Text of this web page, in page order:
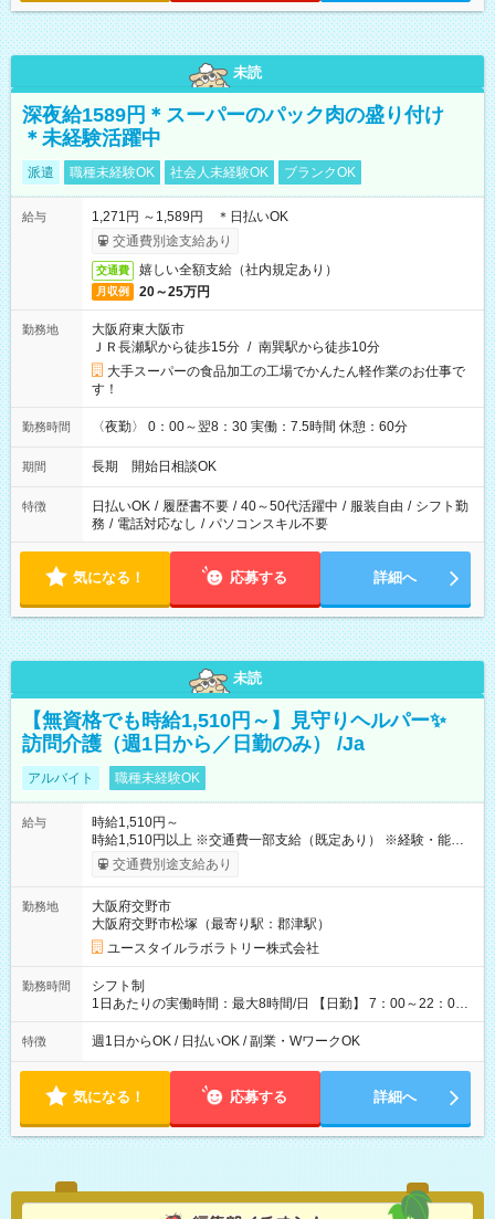
未読
深夜給1589円＊スーパーのパック肉の盛り付け
＊未経験活躍中
派遣 職種未経験OK 社会人未経験OK ブランクOK
給与
1,271円 ～1,589円 ＊日払いOK
交通費別途支給あり
交通費 嬉しい全額支給（社内規定あり）
月収例 20～25万円
勤務地
大阪府東大阪市
ＪＲ長瀬駅から徒歩15分 / 南巽駅から徒歩10分
大手スーパーの食品加工の工場でかんたん軽作業のお仕事で
す！
勤務時間 〈夜勤〉 0：00～翌8：30 実働：7.5時間 休憩：60分
期間 長期 開始日相談OK
特徴 日払いOK / 履歴書不要 / 40～50代活躍中 / 服装自由 / シフト勤
務 / 電話対応なし / パソコンスキル不要
気になる！ 応募する 詳細へ
未読
【無資格でも時給1,510円～】見守りヘルパー✨
訪問介護（週1日から／日勤のみ） /Ja
アルバイト 職種未経験OK
給与
時給1,510円～
時給1,510円以上 ※交通費一部支給（既定あり） ※経験・能力を
考慮して決定します 【収入例】 週1回勤務の場合：1,510円×8時
間×4回=4万8,320円 週3回勤務の場合：1,510円×8時間×12回
1,600円 【試用期間】試用期間あり 試用期間の長さ：2ヶ月
※ 雇用形態と給与に、本採用時と異なる部分があります。 雇用
形態：本採用時と同じです。 給与：時給 1,180円以上
交通費別途支給あり
勤務地
大阪府交野市
大阪府交野市松塚（最寄り駅：郡津駅）
ユースタイルラボラトリー株式会社
勤務時間
シフト制
1日あたりの実働時間：最大8時間/日 【日勤】 7：00～22：00
の間で4～8時間勤務（休憩時間は法定通り） ※週1日～OK ／ 1
日4時間から勤務OK ／ 夜勤なし ＊＊ 勤務時間例 ＊＊ ■7時
変動 ※曜日固定（毎週同じ曜日勤務）
特徴 週1日からOK / 日払いOK / 副業・WワークOK
気になる！ 応募する 詳細へ